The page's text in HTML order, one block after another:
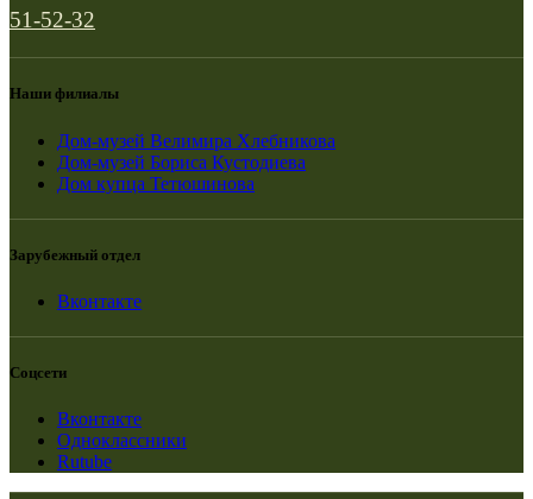
51-52-32
Наши филиалы
Дом-музей Велимира Хлебникова
Дом-музей Бориса Кустодиева
Дом купца Тетюшинова
Зарубежный отдел
Вконтакте
Соцсети
Вконтакте
Одноклассники
Rutube